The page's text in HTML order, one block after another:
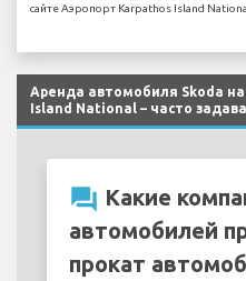
сайте Аэропорт Karpathos Island
Аренда автомобиля Skoda
Island National – часто
question_answer Какие
автомобилей
прокат